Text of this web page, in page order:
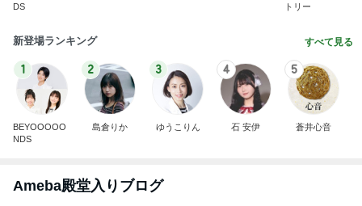
DS
トリー
新登場ランキング すべて見る
1
BEYOOOOO
NDS
2
島倉りか
3
ゆうこりん
4
石 安伊
5
蒼井心音
Ameba殿堂入りブログ